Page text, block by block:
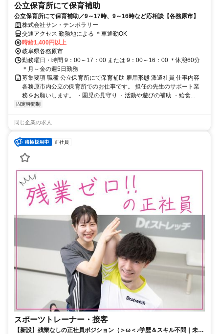
公立保育所にて保育補助
公立保育所にて保育補助／9～17時、9～16時など応相談【各務原市】
株式会社サン・テンポラリー
交通アクセス 勤務地による ＊車通勤OK
時給1,400円以上
岐阜県各務原市
勤務曜日・時間 9：00～17：00 または 9：00～16：00 ＊休憩60分
＊月～金の週5日勤務
募集要項 職種 公立保育所にて保育補助 雇用形態 派遣社員 仕事内容
各務原市内公立の保育所でのお仕事です。 担任の先生のサポート業
務をお願いします。 ・園児の見守り ・活動や遊びの補助 ・給食...
固定時間制
同じ企業の求人
正社員
スポーツトレーナー・接客
【新設】残業なしの正社員ポジション（＞ω＜♪学歴＆スキル不問｜未経